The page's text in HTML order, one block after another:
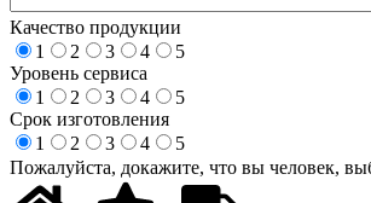
Качество продукции
1
2 3 4
5
Уровень сервиса
1
2 3 4
5
Срок изготовления
1
2 3 4
5
Пожалуйста, докажите, что вы человек,